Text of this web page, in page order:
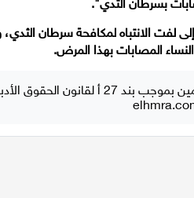
المصابات بهذا المرض.
الأدبية لسنة 2007، يرجى ارسال رسالة الى: